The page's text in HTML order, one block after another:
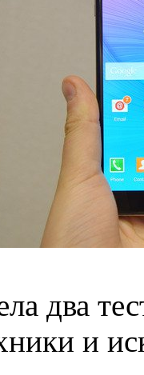
два
и